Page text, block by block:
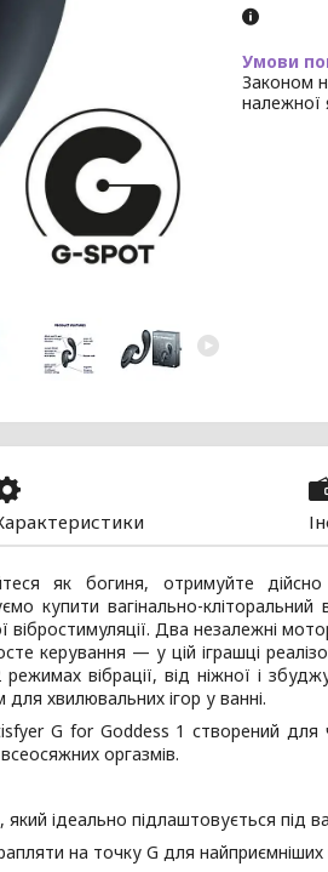
Законом
належної
як богиня, отримуйте
купити вагінально-
Два незалежні
керування — у цій іграшці
вібрації, від ніжної і
хвилювальних ігор у ванні.
G for Goddess 1 створений для
оргазмів.
ідеально підлаштовується під
на точку G для найприємніших